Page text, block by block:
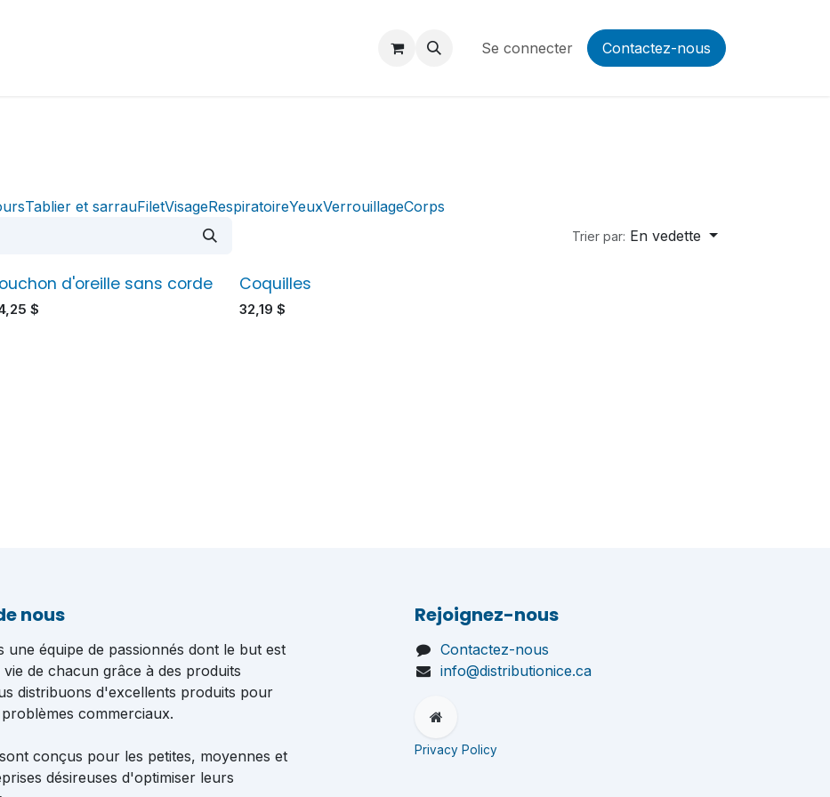
Se connecter Contactez-nous
Tablier et sarrauFiletVisageRespiratoireYeuxVerrouillageCorps
Trier par: En vedette
d'oreille sans corde
$
Coquilles
32,19 $
nous
une équipe de passionnés dont le but est
de chacun grâce à des produits
distribuons d'excellents produits pour
commerciaux.
conçus pour les petites, moyennes et
désireuses d'optimiser leurs
Rejoignez-nous
Contactez-nous
info@distributionice.ca
Privacy Policy